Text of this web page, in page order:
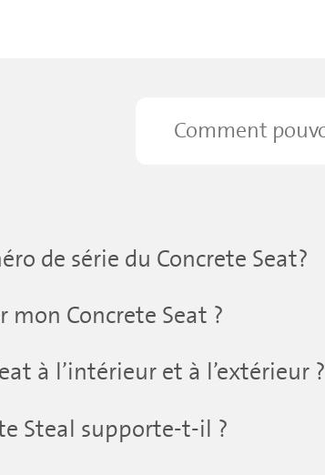
de série du Concrete Seat?
Concrete Seat ?
à l’intérieur et à l’extérieur ?
Steal supporte-t-il ?